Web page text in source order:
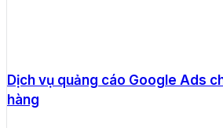
Dịch vụ quảng cáo Google Ads
hàng